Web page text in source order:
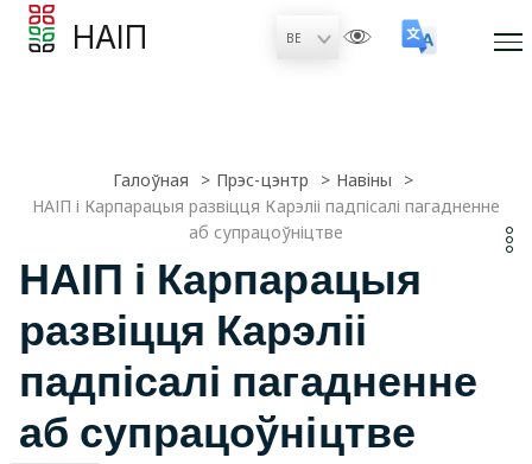
НАІП
Галоўная Прэc-цэнтр
Навiны
НАІП і Карпарацыя развіцця Карэліі падпісалі пагадненне
аб супрацоўніцтве
НАІП і Карпарацыя
развіцця Карэліі
падпісалі пагадненне
аб супрацоўніцтве